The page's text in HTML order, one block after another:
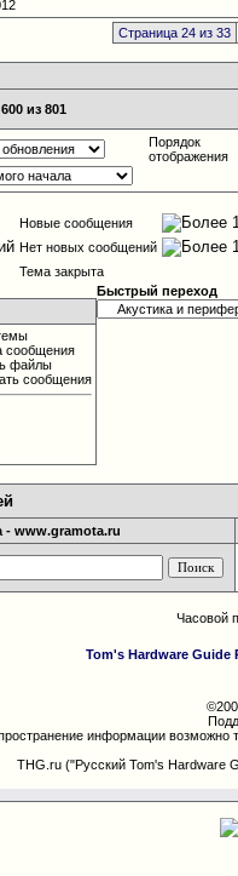
Страница 24 из 33
из 801
Порядок
отображения
Новые сообщения
Нет новых сообщений
Тема закрыта
сообщения
файлы
сообщения
Быстрый переход
- www.gramota.ru
Часовой
Tom's Hardware Guide
информации возможно
THG.ru ("Русский Tom's Hardware